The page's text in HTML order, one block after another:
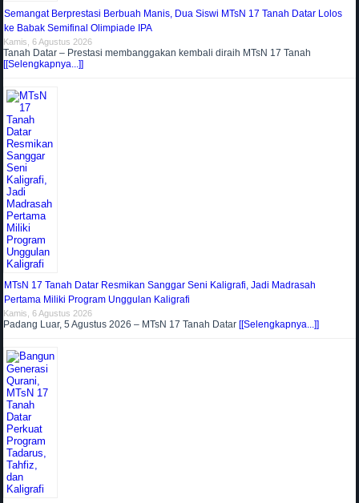
Semangat Berprestasi Berbuah Manis, Dua Siswi MTsN 17 Tanah Datar Lolos
ke Babak Semifinal Olimpiade IPA
Kamis, 6 Agustus 2026
Tanah Datar – Prestasi membanggakan kembali diraih MTsN 17 Tanah
[[Selengkapnya...]]
MTsN 17 Tanah Datar Resmikan Sanggar Seni Kaligrafi, Jadi Madrasah
Pertama Miliki Program Unggulan Kaligrafi
Kamis, 6 Agustus 2026
Padang Luar, 5 Agustus 2026 – MTsN 17 Tanah Datar [[Selengkapnya...]]